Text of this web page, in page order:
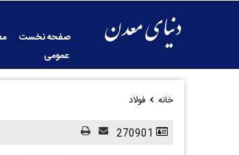
صفحه نخست
عمومی
خانه فولاد